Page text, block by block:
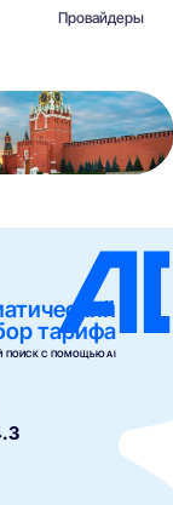
Провайдеры
тарифа
ПОИСК С ПОМОЩЬЮ AI